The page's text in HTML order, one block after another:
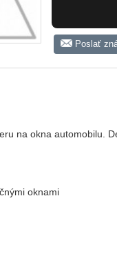
Poslať
na okna automobilu.
oknami